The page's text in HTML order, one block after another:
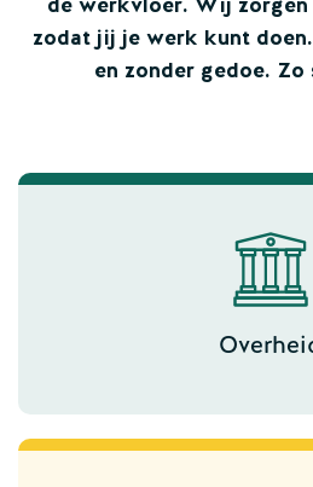
zodat jij je werk kunt
en zonder gedoe.